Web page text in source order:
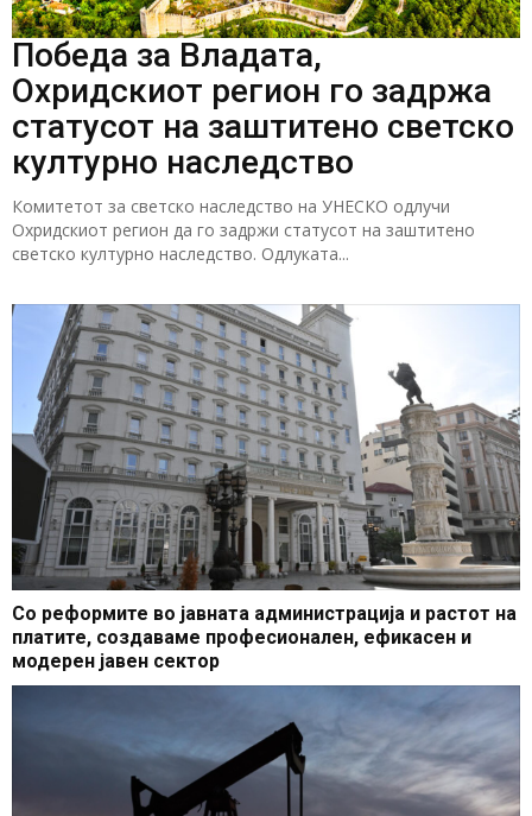
Победа за Владата,
Охридскиот регион го задржа
статусот на заштитено светско
културно наследство
Комитетот за светско наследство на УНЕСКО одлучи
Охридскиот регион да го задржи статусот на заштитено
светско културно наследство. Одлуката...
Со реформите во јавната администрација и растот на
платите, создаваме професионален, ефикасен и
модерен јавен сектор